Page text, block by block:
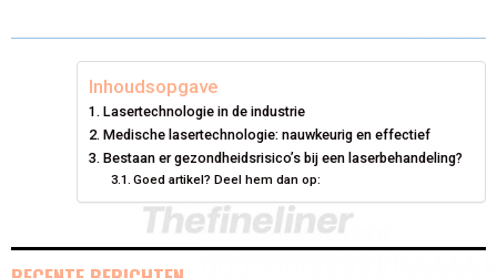
R
W
E
R
O
N
E
O
O
K
R
O
N
T
R
E
S
T
R
N
K
I
N
R
N
I
Inhoudsopgave
Lasertechnologie in de industrie
Medische lasertechnologie: nauwkeurig en effectief
Bestaan er gezondheidsrisico’s bij een laserbehandeling?
Goed artikel? Deel hem dan op: